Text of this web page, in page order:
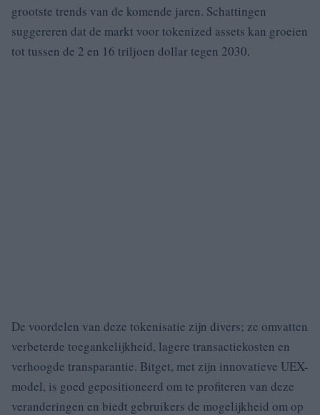
grootste trends van de komende jaren. Schattingen
suggereren dat de markt voor tokenized assets kan groeien
tot tussen de 2 en 16 triljoen dollar tegen 2030.
De voordelen van deze tokenisatie zijn divers; ze omvatten
verbeterde toegankelijkheid, lagere transactiekosten en
verhoogde transparantie. Bitget, met zijn innovatieve UEX-
model, is goed gepositioneerd om te profiteren van deze
veranderingen en biedt gebruikers de mogelijkheid om op